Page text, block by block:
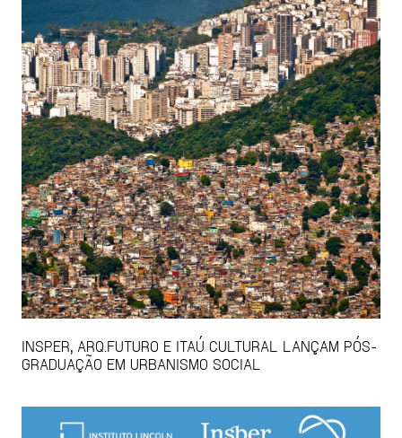
INSPER, ARQ.FUTURO E ITAÚ CULTURAL LANÇAM PÓS-
GRADUAÇÃO EM URBANISMO SOCIAL